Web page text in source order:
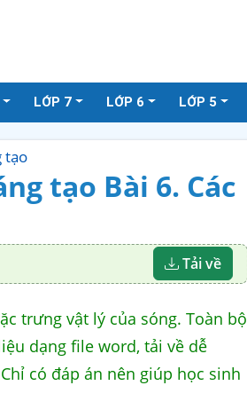
LỚP 7 LỚP 6 LỚP 5
tạo
tạo Bài 6. Các
Tải về
trưng vật lý của sóng. Toàn bộ
dạng file word, tải về dễ
có đáp án nên giúp học sinh